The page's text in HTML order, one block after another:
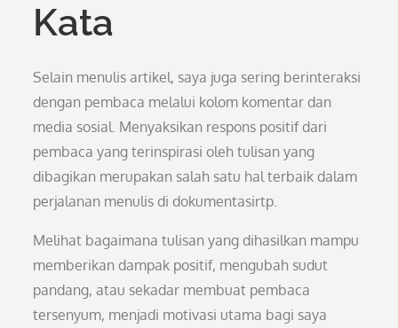
Kata
Selain menulis artikel, saya juga sering berinteraksi
dengan pembaca melalui kolom komentar dan
media sosial. Menyaksikan respons positif dari
pembaca yang terinspirasi oleh tulisan yang
dibagikan merupakan salah satu hal terbaik dalam
perjalanan menulis di dokumentasirtp.
Melihat bagaimana tulisan yang dihasilkan mampu
memberikan dampak positif, mengubah sudut
pandang, atau sekadar membuat pembaca
tersenyum, menjadi motivasi utama bagi saya